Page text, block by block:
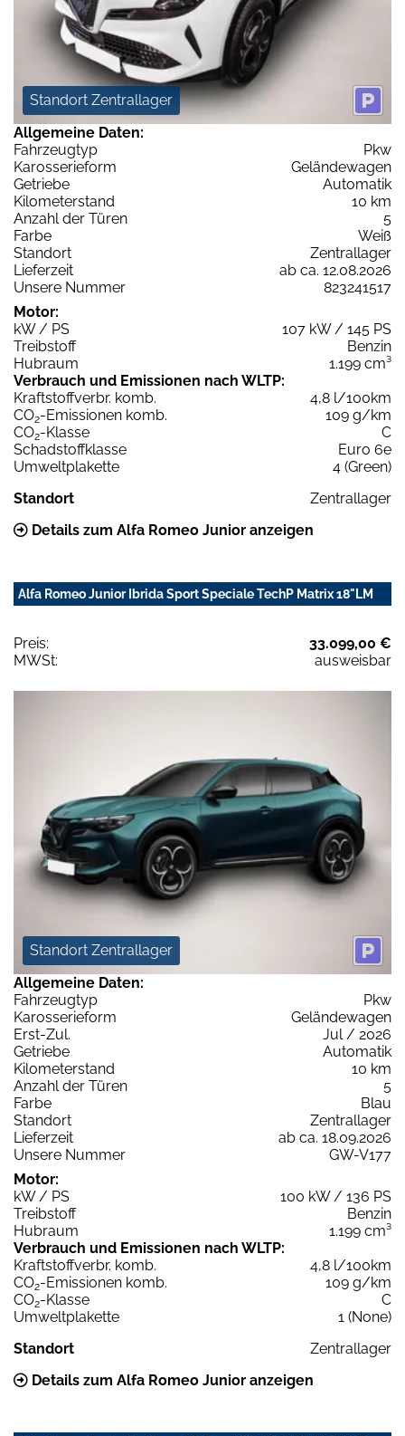
Standort Zentrallager
Allgemeine Daten:
Fahrzeugtyp
Pkw
Karosserieform
Geländewagen
Getriebe
Automatik
Kilometerstand
10 km
Anzahl der Türen
5
Farbe
Weiß
Standort
Zentrallager
Lieferzeit
ab ca. 12.08.2026
Unsere Nummer
823241517
Motor:
kW / PS
107 kW / 145 PS
Treibstoff
Benzin
Hubraum
1.199 cm³
Verbrauch und Emissionen nach WLTP:
Kraftstoffverbr. komb.
4,8 l/100km
CO2-Emissionen komb.
109 g/km
CO2-Klasse
C
Schadstoffklasse
Euro 6e
Umweltplakette
4 (Green)
Standort
Zentrallager
Details zum Alfa Romeo Junior anzeigen
Alfa Romeo Junior Ibrida Sport Speciale TechP Matrix 18"LM
Preis:
33.099,00 €
MWSt:
ausweisbar
Standort Zentrallager
Allgemeine Daten:
Fahrzeugtyp
Pkw
Karosserieform
Geländewagen
Erst-Zul.
Jul / 2026
Getriebe
Automatik
Kilometerstand
10 km
Anzahl der Türen
5
Farbe
Blau
Standort
Zentrallager
Lieferzeit
ab ca. 18.09.2026
Unsere Nummer
GW-V177
Motor:
kW / PS
100 kW / 136 PS
Treibstoff
Benzin
Hubraum
1.199 cm³
Verbrauch und Emissionen nach WLTP:
Kraftstoffverbr. komb.
4,8 l/100km
CO2-Emissionen komb.
109 g/km
CO2-Klasse
C
Umweltplakette
1 (None)
Standort
Zentrallager
Details zum Alfa Romeo Junior anzeigen